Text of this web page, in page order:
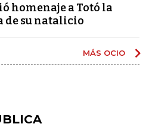
homenaje a Totó la
de su natalicio
MÁS OCIO